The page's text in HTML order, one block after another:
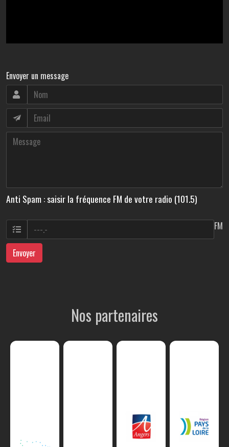
Envoyer un message
Anti Spam : saisir la fréquence FM de votre radio (101.5)
FM
Envoyer
Nos partenaires